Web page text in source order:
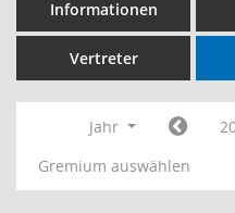
Informationen
Vertreter
Jahr
Gremium auswählen